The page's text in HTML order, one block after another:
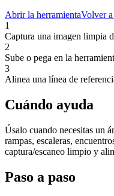
Abrir la herramientaVolver
1
Captura una imagen limpia
2
Sube o pega en la
3
Alinea una línea de
Cuándo ayuda
Úsalo cuando necesitas un
rampas, escaleras,
captura/escaneo limpio y
Paso a paso